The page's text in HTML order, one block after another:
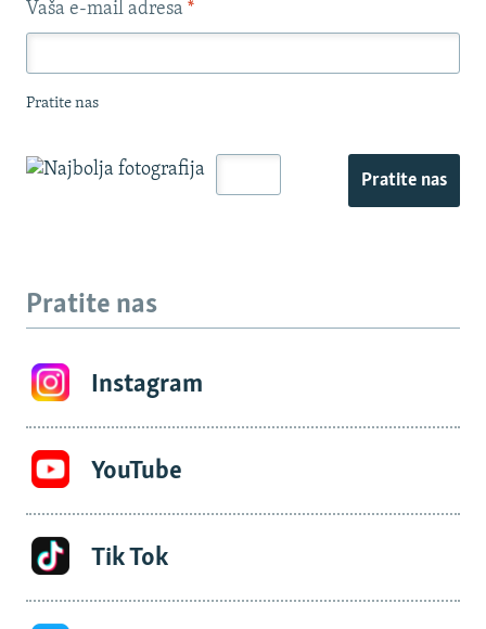
Vaša e-mail adresa *
Pratite nas
Pratite nas
Pratite nas
Instagram
YouTube
Tik Tok